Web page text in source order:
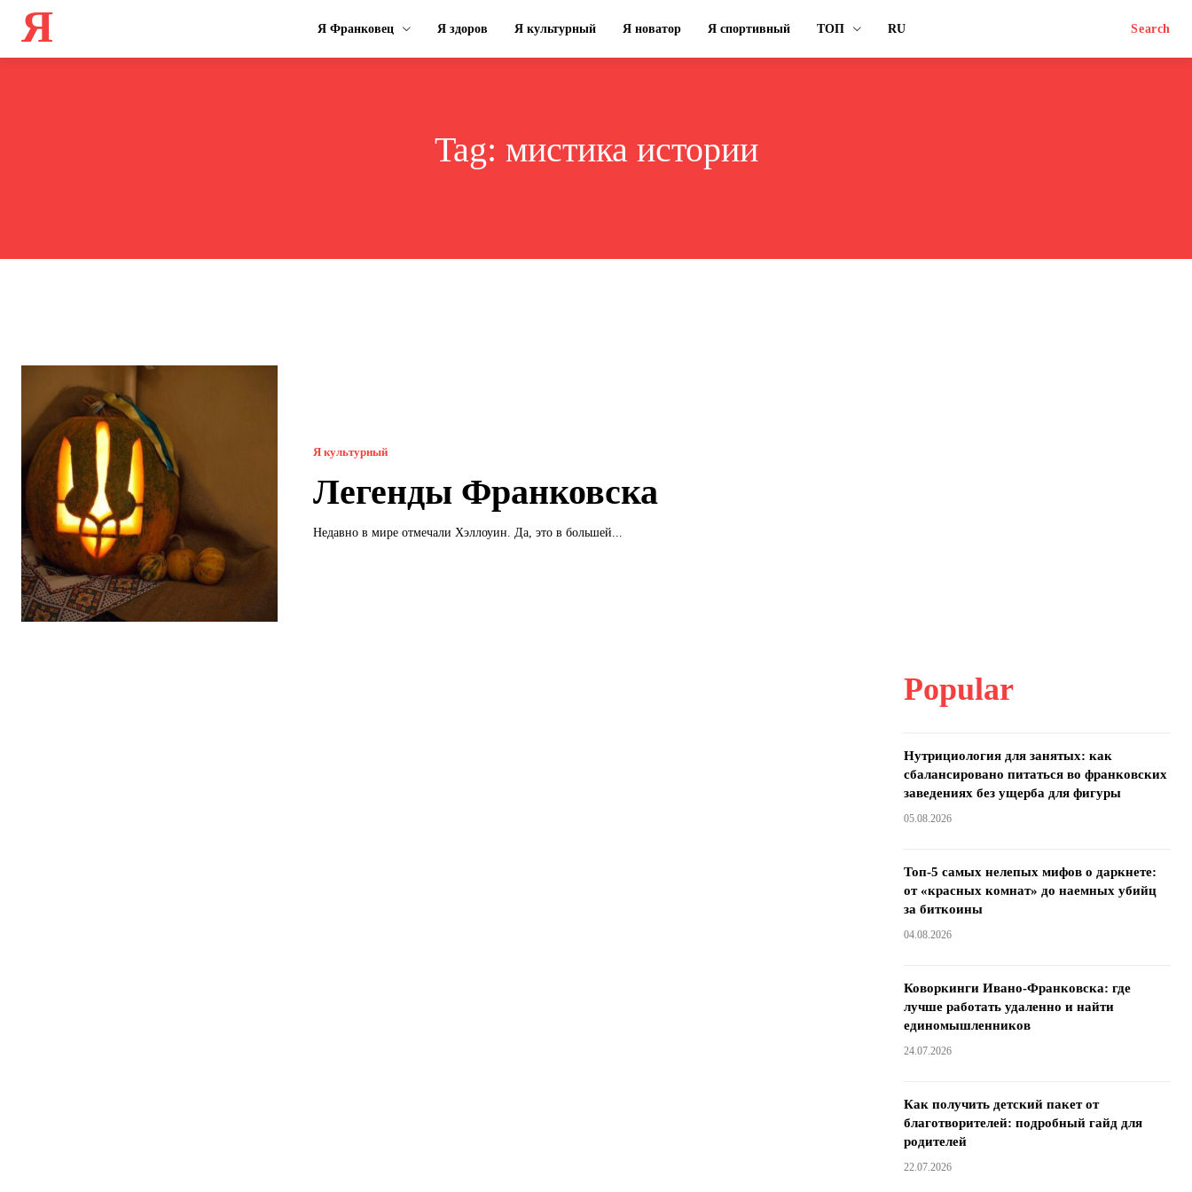
Я Я Франковец Я здоров Я культурный Я новатор Я спортивный ТОП RU Search
Tag: мистика истории
Я культурный
Легенды Франковска
Недавно в мире отмечали Хэллоуин. Да, это в большей...
Popular
Нутрициология для занятых: как
сбалансировано питаться во франковских
заведениях без ущерба для фигуры
05.08.2026
Топ-5 самых нелепых мифов о даркнете:
от «красных комнат» до наемных убийц
за биткоины
04.08.2026
Коворкинги Ивано-Франковска: где
лучше работать удаленно и найти
единомышленников
24.07.2026
Как получить детский пакет от
благотворителей: подробный гайд для
родителей
22.07.2026